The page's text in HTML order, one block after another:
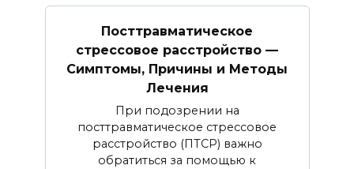
Посттравматическое
стрессовое расстройство —
Симптомы, Причины и Методы
Лечения
При подозрении на
посттравматическое стрессовое
расстройство (ПТСР) важно
обратиться за помощью к